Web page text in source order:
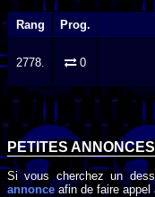
Rang Prog.
2778. 0
PETITES ANNONCES
Si vous cherchez un
annonceafin de faire appel